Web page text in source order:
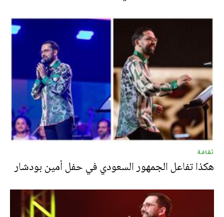
ثقافة
هكذا تفاعل الجمهور السعودي في حفل أمين بودشار